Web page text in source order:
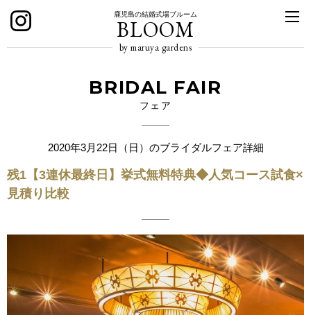
鹿児島の結婚式場ブルーム
BLOOM
by maruya gardens
BRIDAL FAIR
フェア
2020年3月22日（日）のブライダルフェア詳細
残1【3連休最終日】挙式無料特典◆人気コース試食×
見積り比較